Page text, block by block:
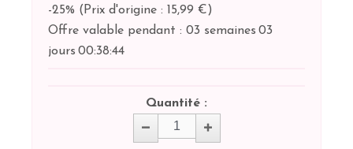
-25% ( Prix d'origine : 15,99 €)
Offre valable pendant : 03 semaines 03
jours 00:38:44
Quantité :